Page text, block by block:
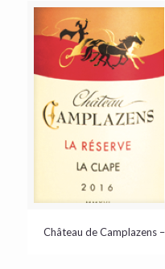
Château de Camplazens